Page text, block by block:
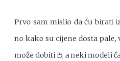
Prvo sam mislio da ću birati
no kako su cijene dosta pale,
može dobiti i5, a neki modeli